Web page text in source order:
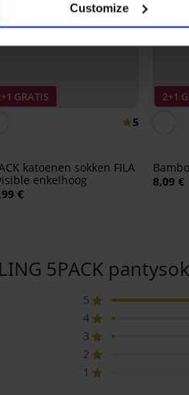
Customize
GRATIS
5
katoenen sokken FILA
enkelhoog
€
2+1
8,09 €
5PACK
5
4
3
2
1